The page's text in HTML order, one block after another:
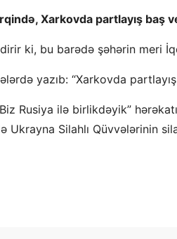
Xarkovda partlayış baş
ki, bu barədə şəhərin meri
yazıb: “Xarkovda
Rusiya ilə birlikdəyik”
Ukrayna Silahlı Qüvvələrinin